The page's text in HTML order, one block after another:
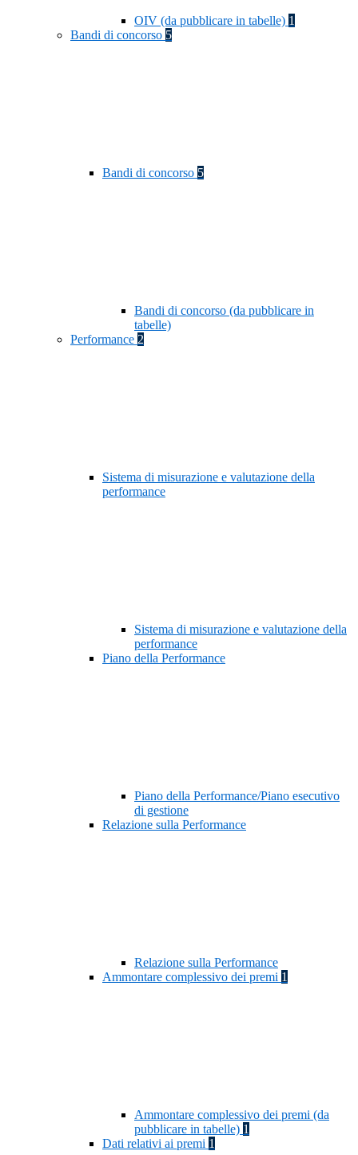
OIV (da pubblicare in tabelle) 1
Bandi di concorso 5
Bandi di concorso 5
Bandi di concorso (da pubblicare in
tabelle)
Performance 2
Sistema di misurazione e valutazione della
performance
Sistema di misurazione e valutazione della
performance
Piano della Performance
Piano della Performance/Piano esecutivo
di gestione
Relazione sulla Performance
Relazione sulla Performance
Ammontare complessivo dei premi 1
Ammontare complessivo dei premi (da
pubblicare in tabelle) 1
Dati relativi ai premi 1